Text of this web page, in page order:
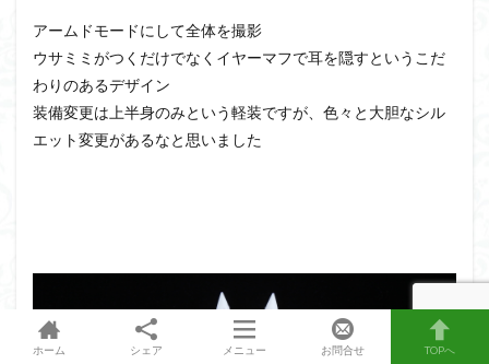
アームドモードにして全体を撮影
ウサミミがつくだけでなくイヤーマフで耳を隠すというこだ
わりのあるデザイン
装備変更は上半身のみという軽装ですが、色々と大胆なシル
エット変更があるなと思いました
ホーム シェア メニュー お問合せ TOPへ